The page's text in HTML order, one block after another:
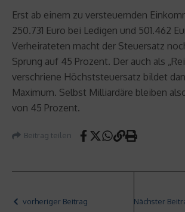
Erst ab einem zu versteuernden
250.731 Euro bei Ledigen und 501.462
Verheirateten macht der Steuersatz
Sprung auf 45 Prozent. Der auch als
verschriene Höchststeuersatz bildet
Maximum. Selbst Milliardäre bleiben
von 45 Prozent.
Beitrag teilen
vorheriger Beitrag Nächster